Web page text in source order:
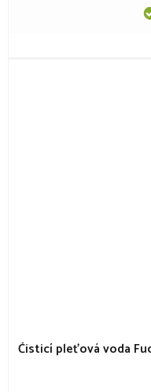
Čisticí pleťová voda